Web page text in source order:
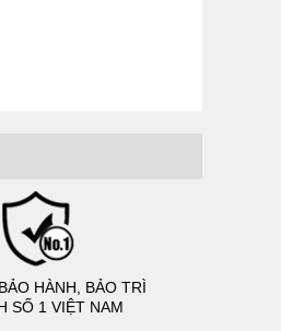
HÀNH, BẢO TRÌ
SỐ 1 VIỆT NAM